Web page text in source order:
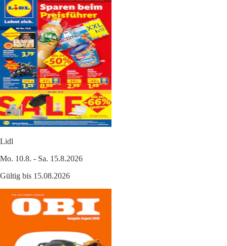
Lidl
Mo. 10.8. - Sa. 15.8.2026
Gültig bis 15.08.2026